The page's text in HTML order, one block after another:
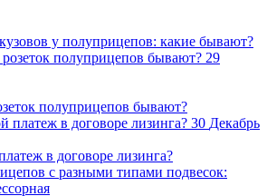
у полуприцепов: какие бывают?
29
полуприцепов бывают?
30 Декабрь
в договоре лизинга?